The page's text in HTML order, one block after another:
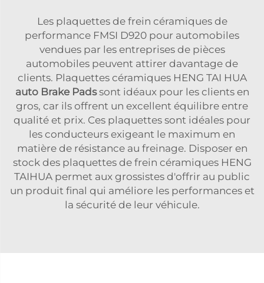
Les plaquettes de frein céramiques de
performance FMSI D920 pour automobiles
vendues par les entreprises de pièces
automobiles peuvent attirer davantage de
clients. Plaquettes céramiques HENG TAI HUA
auto Brake Padssont idéaux pour les clients en
gros, car ils offrent un excellent équilibre entre
qualité et prix. Ces plaquettes sont idéales pour
les conducteurs exigeant le maximum en
matière de résistance au freinage. Disposer en
stock des plaquettes de frein céramiques HENG
TAIHUA permet aux grossistes d'offrir au public
un produit final qui améliore les performances et
la sécurité de leur véhicule.